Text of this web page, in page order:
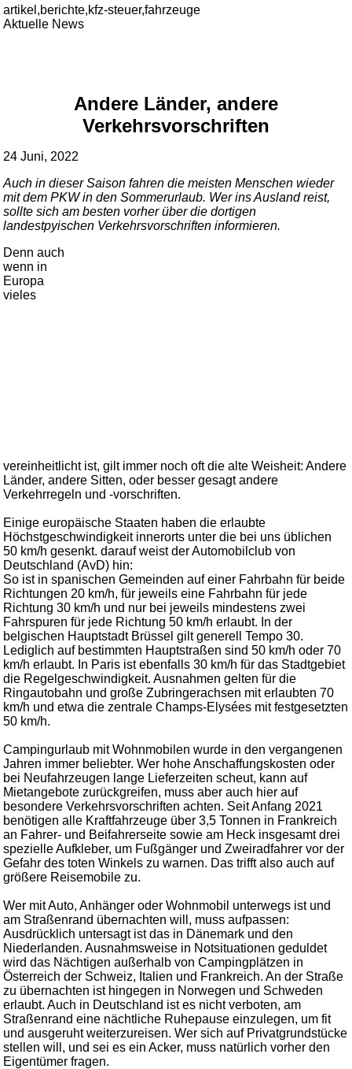
artikel,berichte,kfz-steuer,fahrzeuge
Aktuelle News
Andere Länder, andere
Verkehrsvorschriften
24 Juni, 2022
Auch in dieser Saison fahren die meisten Menschen wieder
mit dem PKW in den Sommerurlaub. Wer ins Ausland reist,
sollte sich am besten vorher über die dortigen
landestpyischen Verkehrsvorschriften informieren.
Denn auch
wenn in
Europa
vieles
vereinheitlicht ist, gilt immer noch oft die alte Weisheit: Andere
Länder, andere Sitten, oder besser gesagt andere
Verkehrregeln und -vorschriften.
Einige europäische Staaten haben die erlaubte
Höchstgeschwindigkeit innerorts unter die bei uns üblichen
50 km/h gesenkt. darauf weist der Automobilclub von
Deutschland (AvD) hin:
So ist in spanischen Gemeinden auf einer Fahrbahn für beide
Richtungen 20 km/h, für jeweils eine Fahrbahn für jede
Richtung 30 km/h und nur bei jeweils mindestens zwei
Fahrspuren für jede Richtung 50 km/h erlaubt. In der
belgischen Hauptstadt Brüssel gilt generell Tempo 30.
Lediglich auf bestimmten Hauptstraßen sind 50 km/h oder 70
km/h erlaubt. In Paris ist ebenfalls 30 km/h für das Stadtgebiet
die Regelgeschwindigkeit. Ausnahmen gelten für die
Ringautobahn und große Zubringerachsen mit erlaubten 70
km/h und etwa die zentrale Champs-Elysées mit festgesetzten
50 km/h.
Campingurlaub mit Wohnmobilen wurde in den vergangenen
Jahren immer beliebter. Wer hohe Anschaffungskosten oder
bei Neufahrzeugen lange Lieferzeiten scheut, kann auf
Mietangebote zurückgreifen, muss aber auch hier auf
besondere Verkehrsvorschriften achten. Seit Anfang 2021
benötigen alle Kraftfahrzeuge über 3,5 Tonnen in Frankreich
an Fahrer- und Beifahrerseite sowie am Heck insgesamt drei
spezielle Aufkleber, um Fußgänger und Zweiradfahrer vor der
Gefahr des toten Winkels zu warnen. Das trifft also auch auf
größere Reisemobile zu.
Wer mit Auto, Anhänger oder Wohnmobil unterwegs ist und
am Straßenrand übernachten will, muss aufpassen:
Ausdrücklich untersagt ist das in Dänemark und den
Niederlanden. Ausnahmsweise in Notsituationen geduldet
wird das Nächtigen außerhalb von Campingplätzen in
Österreich der Schweiz, Italien und Frankreich. An der Straße
zu übernachten ist hingegen in Norwegen und Schweden
erlaubt. Auch in Deutschland ist es nicht verboten, am
Straßenrand eine nächtliche Ruhepause einzulegen, um fit
und ausgeruht weiterzureisen. Wer sich auf Privatgrundstücke
stellen will, und sei es ein Acker, muss natürlich vorher den
Eigentümer fragen.